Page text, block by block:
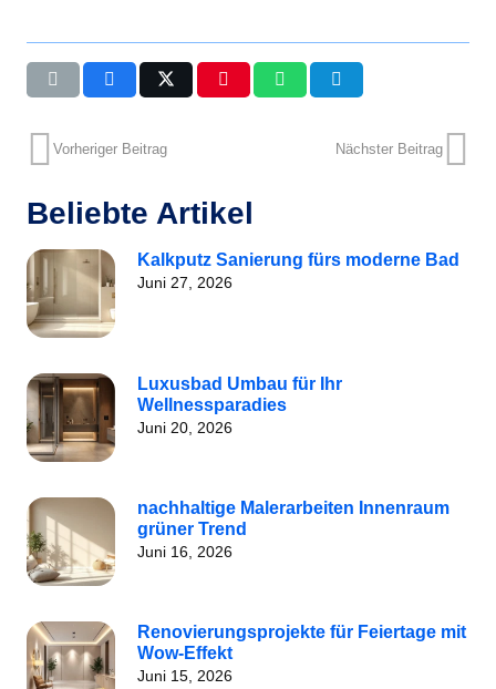
Vorheriger Beitrag Nächster Beitrag
Beliebte Artikel
Kalkputz Sanierung fürs moderne Bad
Juni 27, 2026
Luxusbad Umbau für Ihr
Wellnessparadies
Juni 20, 2026
nachhaltige Malerarbeiten Innenraum
grüner Trend
Juni 16, 2026
Renovierungsprojekte für Feiertage mit
Wow-Effekt
Juni 15, 2026